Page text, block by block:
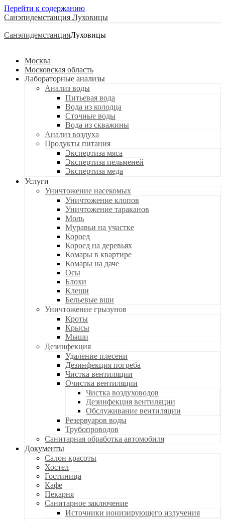
Перейти к содержанию
Санэпидемстанция
Санэпидемстанция
Москва
Московская область
Лабораторные анализы
Анализ воды
Питьевая вода
Вода из колодца
Сточные воды
Вода из скважины
Анализ воздуха
Продукты питания
Экспертиза мяса
Экспертиза пельменей
Экспертиза меда
Услуги
Уничтожение насекомых
Уничтожение клопов
Уничтожение тараканов
Моль
Муравьи на участке
Короед
Короед на деревьях
Комары в квартире
Комары на даче
Осы
Блохи
Клещи
Бельевые вши
Уничтожение грызунов
Кроты
Крысы
Мыши
Дезинфекция
Удаление плесени
Дезинфекция погреба
Чистка вентиляции
Очистка вентиляции
Чистка воздуховодов
Дезинфекция вентиляции
Обслуживание вентиляции
Резервуаров воды
Трубопроводов
Санитарная обработка автомобиля
Документы
Салон красоты
Хостел
Гостиница
Кафе
Пекарня
Санитарное заключение
Источники ионизирующего излучения